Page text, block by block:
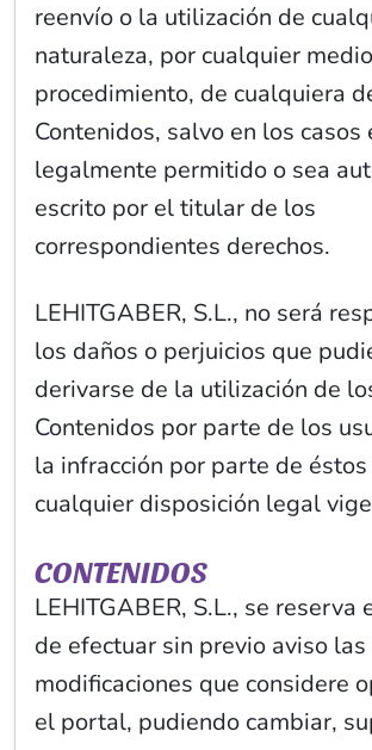
reenvío o la utilización de
naturaleza, por cualquier
procedimiento, de cualquiera
Contenidos, salvo en los casos
legalmente permitido o sea
escrito por el titular de los
correspondientes derechos.
LEHITGABER, S.L., no será
los daños o perjuicios que
derivarse de la utilización de
Contenidos por parte de los
la infracción por parte de éstos
cualquier disposición legal
CONTENIDOS
LEHITGABER, S.L., se reserva
de efectuar sin previo aviso las
modificaciones que considere
el portal, pudiendo cambiar,